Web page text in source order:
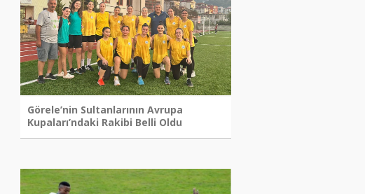
Görele’nin Sultanlarının Avrupa
Kupaları’ndaki Rakibi Belli Oldu